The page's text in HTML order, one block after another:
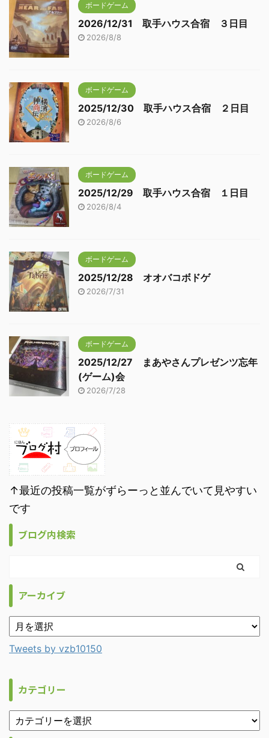
ボードゲーム
2026/12/31 取手ハウス合宿 ３日目
2026/8/8
ボードゲーム
2025/12/30 取手ハウス合宿 ２日目
2026/8/6
ボードゲーム
2025/12/29 取手ハウス合宿 １日目
2026/8/4
ボードゲーム
2025/12/28 オオバコボドゲ
2026/7/31
ボードゲーム
2025/12/27 まあやさんプレゼンツ忘年
(ゲーム)会
2026/7/28
↑最近の投稿一覧がずらーっと並んでいて見やすい
です
ブログ内検索
アーカイブ
Tweets by vzb10150
カテゴリー